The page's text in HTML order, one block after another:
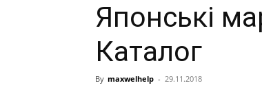
Японські
Каталог
By maxwelhelp - 29.11.2018